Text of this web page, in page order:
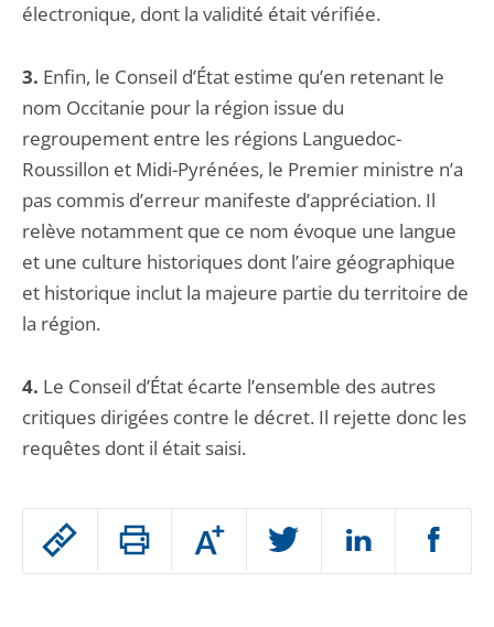
Passer
Augmenter
ou
électronique, dont la validité était vérifiée.
3. Enfin, le Conseil d’État estime qu’en retenant le
nom Occitanie pour la région issue du
regroupement entre les régions Languedoc-
Roussillon et Midi-Pyrénées, le Premier ministre n’a
pas commis d’erreur manifeste d’appréciation. Il
relève notamment que ce nom évoque une langue
et une culture historiques dont l’aire géographique
et historique inclut la majeure partie du territoire de
la région.
4. Le Conseil d’État écarte l’ensemble des autres
critiques dirigées contre le décret. Il rejette donc les
requêtes dont il était saisi.